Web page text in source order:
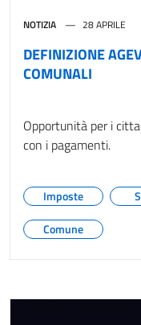
NOTIZIA 28 APRILE
DEFINIZIONE
COMUNALI
Opportunità per i
con i pagamenti.
Imposte
Comune